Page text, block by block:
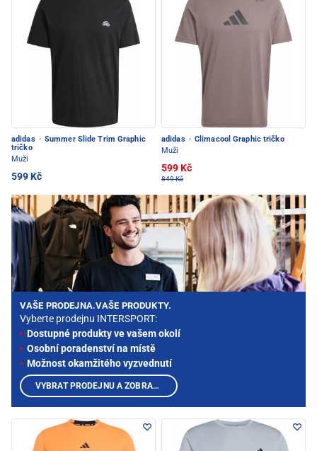
adidas · Summer Slide Trim Graphic
tričko
Muži
599 Kč
adidas · Climacool Graphic tričko
Muži
599 Kč
849 Kč
VAŠE PRODEJNA.VAŠE PRODUKTY.
Vyberte prodejnu INTERSPORT:
Dostupné produkty ve vašem okolí
Osobní poradenství na místě
Možnost okamžitého vyzvednutí
VYBRAT PRODEJNU A ZOBRAZIT PRODUKTY